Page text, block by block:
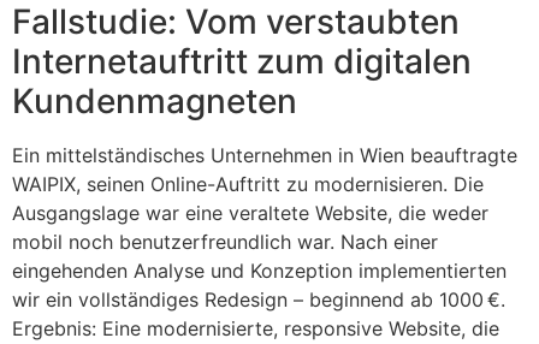
Fallstudie: Vom verstaubten
Internetauftritt zum digitalen
Kundenmagneten
Ein mittelständisches Unternehmen in Wien beauftragte
WAIPIX, seinen Online-Auftritt zu modernisieren. Die
Ausgangslage war eine veraltete Website, die weder
mobil noch benutzerfreundlich war. Nach einer
eingehenden Analyse und Konzeption implementierten
wir ein vollständiges Redesign – beginnend ab 1000 €.
Ergebnis: Eine modernisierte, responsive Website, die